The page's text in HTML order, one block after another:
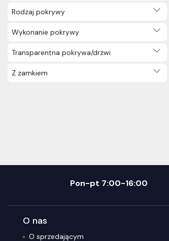
Rodzaj pokrywy
Wykonanie pokrywy
Transparentna pokrywa/drzwi
Z zamkiem
Pon-pt 7:00-16:00
O nas
O sprzedającym